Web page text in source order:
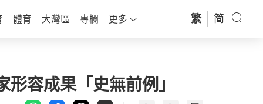
體育 大灣區 專欄 更多 繁 简
形容成果「史無前例」